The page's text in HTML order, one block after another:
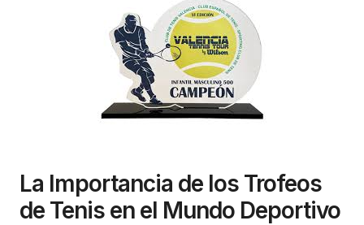
La Importancia de los Trofeos
de Tenis en el Mundo Deportivo